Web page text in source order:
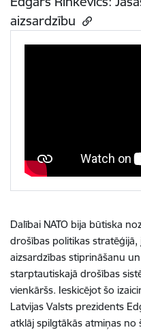
aizsardzību
Dalībai NATO bija būtiska
drošības politikas
aizsardzības stiprināšanu
starptautiskajā drošības
vienkāršs. Ieskicējot šo
Latvijas Valsts prezidents
atklāj spilgtākās atmiņas no